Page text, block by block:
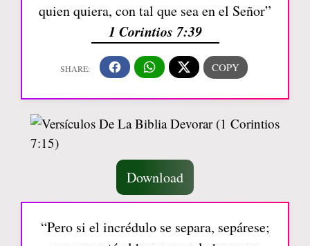
quien quiera, con tal que sea en el Señor”
1 Corintios 7:39
Download
“Pero si el incrédulo se separa, sepárese;